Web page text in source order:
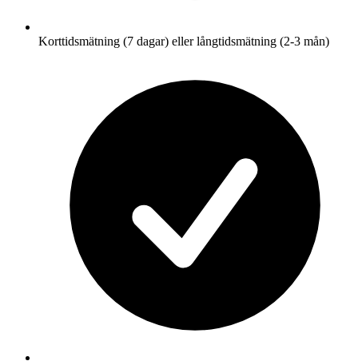
Korttidsmätning (7 dagar) eller långtidsmätning (2-3 mån)